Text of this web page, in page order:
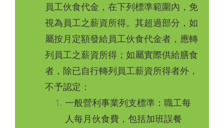
員工伙食代金，在下列標準範圍內，免
視為員工之薪資所得。其超過部分，如
屬按月定額發給員工伙食代金者，應轉
列員工之薪資所得；如屬實際供給膳食
者，除已自行轉列員工薪資所得者外，
不予認定：
一般營利事業列支標準：職工每
人每月伙食費，包括加班誤餐